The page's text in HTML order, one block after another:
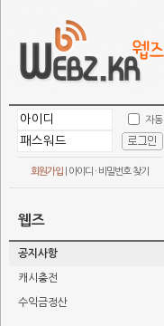
자동
회원가입 아이디 · 비밀번호 찾기
웹즈
공지사항
캐시충전
수익금정산